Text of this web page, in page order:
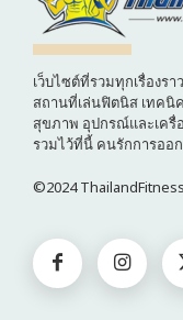
เว็บไซต์ที่รวมทุกเรื่องร
สถานที่เล่นฟิตนิส เทคนิ
สุขภาพ อุปกรณ์และเครื่
รวมไว้ที่นี้ คนรักการออ
©2024